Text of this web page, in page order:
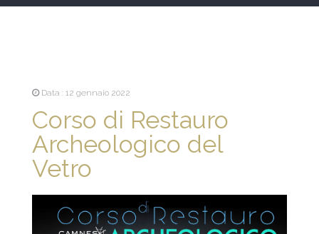
Data : 12 gennaio 2022
Corso di Restauro
Archeologico del
Vetro